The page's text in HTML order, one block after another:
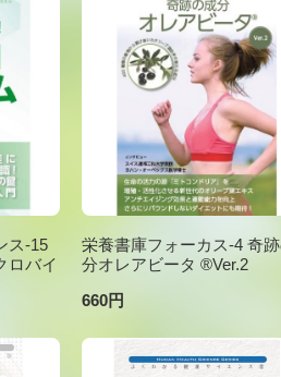
ス-15
ロバイ
栄養書庫フォーカス-4 奇
分オレアビータ ®Ver.2
660円